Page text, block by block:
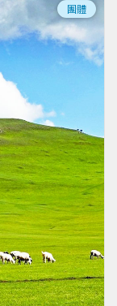
團體